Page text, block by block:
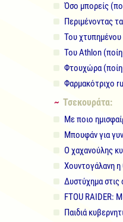
Όσο μπορείς
Περιμένοντας
Του
Του Athlon
Φτουχώρα
Φαρμακότριχο
~ Τσεκουράτα:
Με ποιο
Μπουφάν για
Ο χαχανούλης
Χουντογάλανη
Δυστύχημα στις
FTOU RAIDER:
Παιδιά